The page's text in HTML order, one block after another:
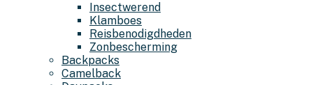
Insectwerend
Klamboes
Reisbenodigdheden
Zonbescherming
Backpacks
Camelback